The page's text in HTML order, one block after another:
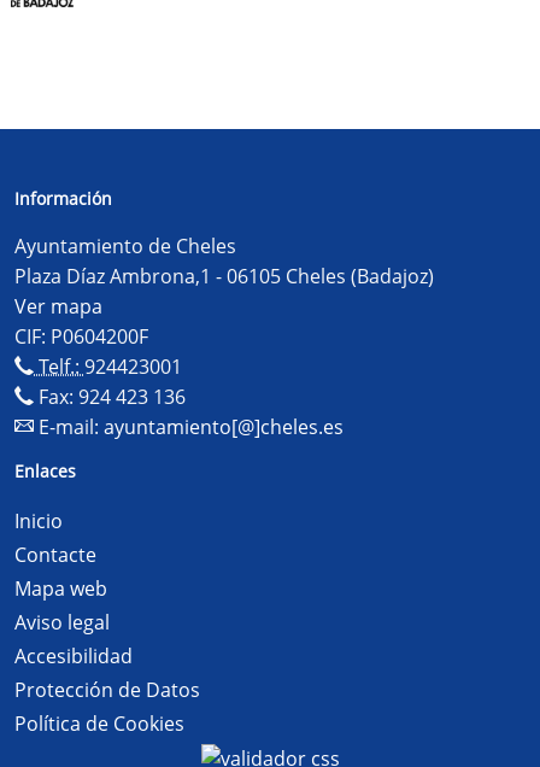
Información
Ayuntamiento de Cheles
Plaza Díaz Ambrona,1 - 06105 Cheles (Badajoz)
Ver mapa
CIF: P0604200F
Telf.: 924423001
Fax: 924 423 136
E-mail: ayuntamiento[@]cheles.es
Enlaces
Inicio
Contacte
Mapa web
Aviso legal
Accesibilidad
Protección de Datos
Política de Cookies